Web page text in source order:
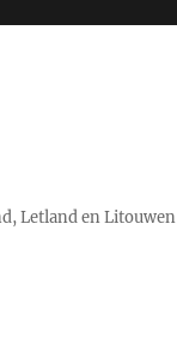
Letland en Litouwen